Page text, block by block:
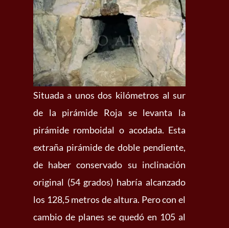
Situada a unos dos kilómetros al sur
de la pirámide Roja se levanta la
pirámide romboidal o acodada. Esta
extraña pirámide de doble pendiente,
de haber conservado su inclinación
original (54 grados) habría alcanzado
los 128,5 metros de altura. Pero con el
cambio de planes se quedó en 105 al